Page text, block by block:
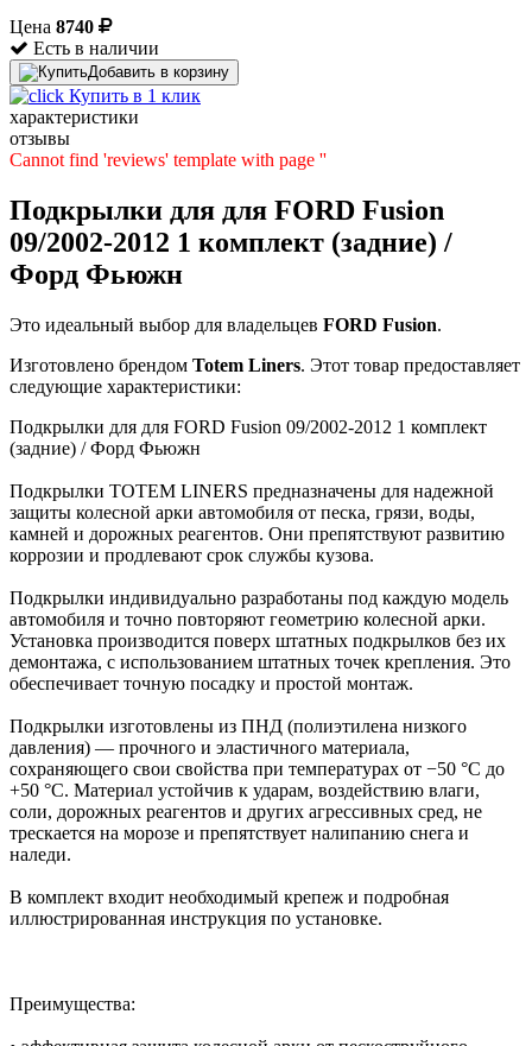
Цена 8740
Есть в наличии
Добавить в корзину
Купить в 1 клик
характеристики
отзывы
Cannot find 'reviews' template with page ''
Подкрылки для для FORD Fusion
09/2002-2012 1 комплект (задние) /
Форд Фьюжн
Это идеальный выбор для владельцев FORD Fusion.
Изготовлено брендом Totem Liners. Этот товар предоставляет
следующие характеристики:
Подкрылки для для FORD Fusion 09/2002-2012 1 комплект
(задние) / Форд Фьюжн
Подкрылки TOTEM LINERS предназначены для надежной
защиты колесной арки автомобиля от песка, грязи, воды,
камней и дорожных реагентов. Они препятствуют развитию
коррозии и продлевают срок службы кузова.
Подкрылки индивидуально разработаны под каждую модель
автомобиля и точно повторяют геометрию колесной арки.
Установка производится поверх штатных подкрылков без их
демонтажа, с использованием штатных точек крепления. Это
обеспечивает точную посадку и простой монтаж.
Подкрылки изготовлены из ПНД (полиэтилена низкого
давления) — прочного и эластичного материала,
сохраняющего свои свойства при температурах от −50 °C до
+50 °C. Материал устойчив к ударам, воздействию влаги,
соли, дорожных реагентов и других агрессивных сред, не
трескается на морозе и препятствует налипанию снега и
наледи.
В комплект входит необходимый крепеж и подробная
иллюстрированная инструкция по установке.
Преимущества: